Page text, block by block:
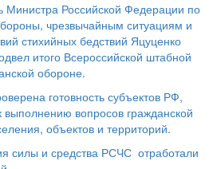
Министра Российской Федерации по
чрезвычайным ситуациям и
стихийных бедствий Яцуценко
итого Всероссийской штабной
обороне.
готовность субъектов РФ,
выполнению вопросов гражданской
объектов и территорий.
силы и средства РСЧС отработали